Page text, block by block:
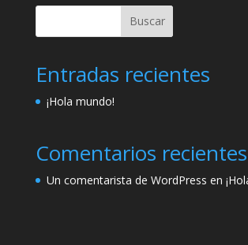
Buscar
Entradas recientes
¡Hola mundo!
Comentarios recientes
Un comentarista de WordPress en